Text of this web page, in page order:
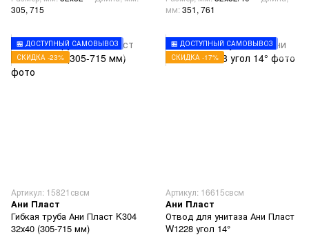
305, 715
мм 351, 761
🏪 ДОСТУПНЫЙ САМОВЫВОЗ
СКИДКА -23%
Артикул: 15821свсм
Ани Пласт
Гибкая труба Ани Пласт K304
32х40 (305-715 мм)
🏪 ДОСТУПНЫЙ САМОВЫВОЗ
СКИДКА -17%
Артикул: 16615свсм
Ани Пласт
Отвод для унитаза Ани Пласт
W1228 угол 14°